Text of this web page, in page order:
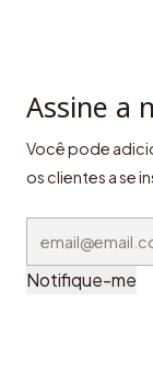
Assine a
Você pode
os clientes a se
Notifique-me